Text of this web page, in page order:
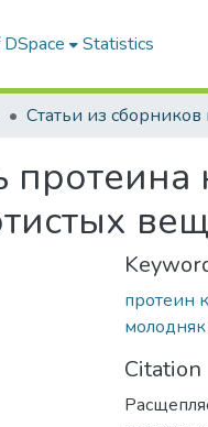
Statistics
протеин
молодняк
Citation